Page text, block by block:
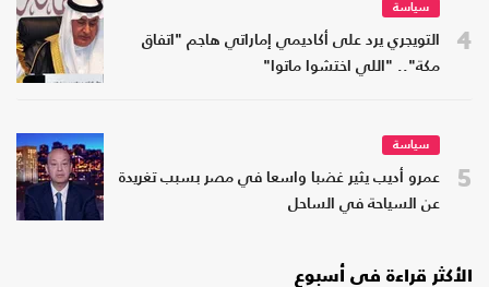
4
سياسة
التويجري يرد على أكاديمي إماراتي هاجم "اتفاق
مكة".. "اللي اختشوا ماتوا"
5
سياسة
عمرو أديب يثير غضبا واسعا في مصر بسبب تغريدة
عن السياحة في الساحل
الأكثر قراءة في أسبوع